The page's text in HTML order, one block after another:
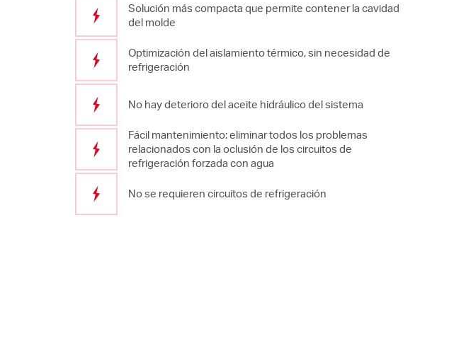
Solución más compacta que permite contener la cavidad
del molde
Optimización del aislamiento térmico, sin necesidad de
refrigeración
No hay deterioro del aceite hidráulico del sistema
Fácil mantenimiento: eliminar todos los problemas
relacionados con la oclusión de los circuitos de
refrigeración forzada con agua
No se requieren circuitos de refrigeración